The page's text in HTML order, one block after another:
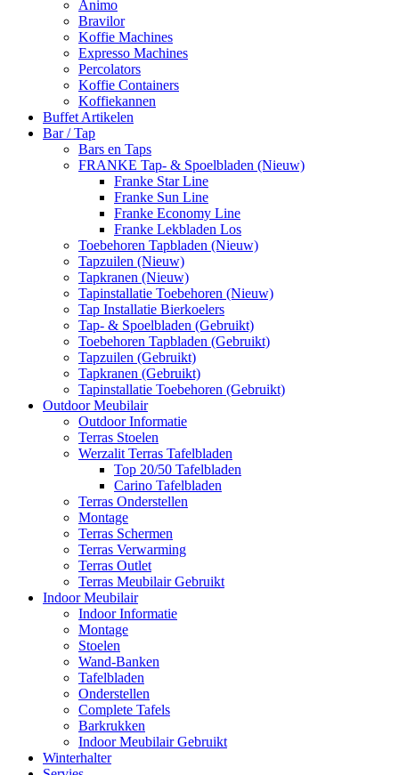
Animo
Bravilor
Koffie Machines
Expresso Machines
Percolators
Koffie Containers
Koffiekannen
Buffet Artikelen
Bar / Tap
Bars en Taps
FRANKE Tap- & Spoelbladen (Nieuw)
Franke Star Line
Franke Sun Line
Franke Economy Line
Franke Lekbladen Los
Toebehoren Tapbladen (Nieuw)
Tapzuilen (Nieuw)
Tapkranen (Nieuw)
Tapinstallatie Toebehoren (Nieuw)
Tap Installatie Bierkoelers
Tap- & Spoelbladen (Gebruikt)
Toebehoren Tapbladen (Gebruikt)
Tapzuilen (Gebruikt)
Tapkranen (Gebruikt)
Tapinstallatie Toebehoren (Gebruikt)
Outdoor Meubilair
Outdoor Informatie
Terras Stoelen
Werzalit Terras Tafelbladen
Top 20/50 Tafelbladen
Carino Tafelbladen
Terras Onderstellen
Montage
Terras Schermen
Terras Verwarming
Terras Outlet
Terras Meubilair Gebruikt
Indoor Meubilair
Indoor Informatie
Montage
Stoelen
Wand-Banken
Tafelbladen
Onderstellen
Complete Tafels
Barkrukken
Indoor Meubilair Gebruikt
Winterhalter